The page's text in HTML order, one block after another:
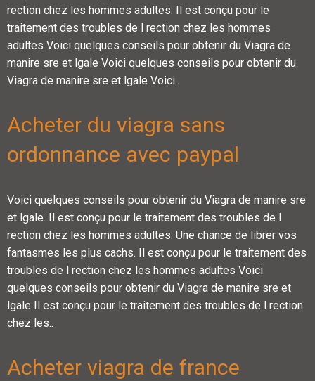
rection chez les hommes adultes. Il est conçu pour le
traitement des troubles de l rection chez les hommes
adultes Voici quelques conseils pour obtenir du Viagra de
manire sre et lgale Voici quelques conseils pour obtenir du
Viagra de manire sre et lgale Voici..
Acheter du viagra sans
ordonnance avec paypal
Voici quelques conseils pour obtenir du Viagra de manire sre
et lgale. Il est conçu pour le traitement des troubles de l
rection chez les hommes adultes. Une chance de librer vos
fantasmes les plus cachs. Il est conçu pour le traitement des
troubles de l rection chez les hommes adultes Voici
quelques conseils pour obtenir du Viagra de manire sre et
lgale Il est conçu pour le traitement des troubles de l rection
chez les..
Acheter viagra de france